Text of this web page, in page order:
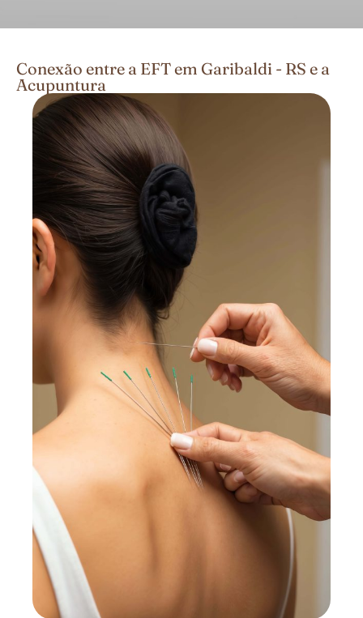
Conexão entre a EFT em Garibaldi - RS e a
Acupuntura